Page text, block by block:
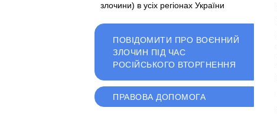
злочини) в усіх регіонах України
ПОВІДОМИТИ ПРО ВОЄННИЙ
ЗЛОЧИН ПІД ЧАС
РОСІЙСЬКОГО ВТОРГНЕННЯ
ПРАВОВА ДОПОМОГА